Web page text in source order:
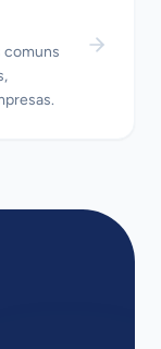
comuns